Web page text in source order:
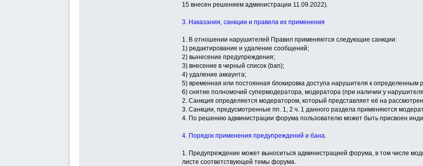
15 внесен решением администрации 11.09.2022).
3. Наказания, санкции и правила их применения
1. В отношении нарушителей Правил применяются следующие санкции:
1) редактирование и удаление сообщений;
2) вынесение предупреждения;
3) внесение в черный список (ban);
4) удаление аккаунта;
5) временная или постоянная блокировка доступа нарушителя к определенным
6) снятие полномочий супермодератора, модератора (при наличии у
2. Санкция определяется модератором, который представляет её на
3. Санкции, предусмотренные пп. 1, 2 ч. 1 данного раздела применяются
4. По решению администрации форума пользователю может быть присвоен
4. Порядок применения предупреждений и бана.
1. Предупреждение может выноситься администрацией форума, в том числе
листе соответствующей темы форума.